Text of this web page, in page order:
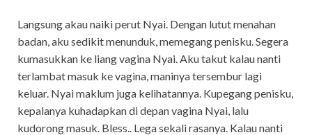
Langsung akau naiki perut Nyai. Dengan lutut menahan
badan, aku sedikit menunduk, memegang penisku. Segera
kumasukkan ke liang vagina Nyai. Aku takut kalau nanti
terlambat masuk ke vagina, maninya tersembur lagi
keluar. Nyai maklum juga kelihatannya. Kupegang penisku,
kepalanya kuhadapkan di depan vagina Nyai, lalu
kudorong masuk. Bless.. Lega sekali rasanya. Kalau nanti